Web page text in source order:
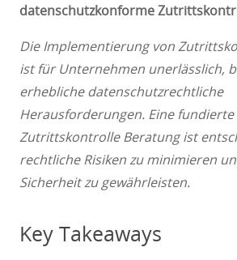
datenschutzkonforme
Die Implementierung von
ist für Unternehmen unerlässlich,
erhebliche datenschutzrechtliche
Herausforderungen. Eine
Zutrittskontrolle Beratung ist
rechtliche Risiken zu minimieren
Sicherheit zu gewährleisten.
Key Takeaways